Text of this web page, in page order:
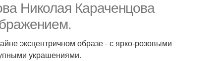
Николая Караченцова
эксцентричном образе - с ярко-розовыми
украшениями.